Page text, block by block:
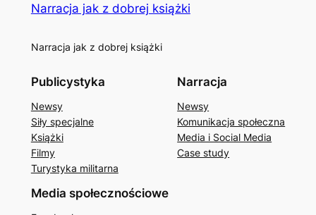
Narracja jak z dobrej książki
Narracja jak z dobrej książki
Publicystyka
Newsy
Siły specjalne
Książki
Filmy
Turystyka militarna
Narracja
Newsy
Komunikacja społeczna
Media i Social Media
Case study
Media społecznościowe